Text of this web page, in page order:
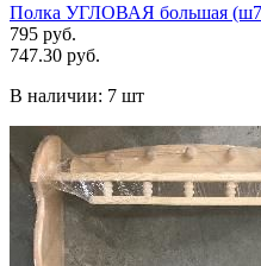
Полка УГЛОВАЯ большая
795 руб.
747.30 руб.
В наличии: 7 шт